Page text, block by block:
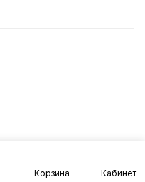
Корзина Кабинет